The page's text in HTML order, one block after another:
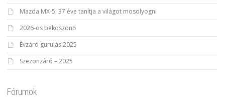
Mazda MX-5: 37 éve tanítja a világot mosolyogni
2026-os beköszönő
Évzáró gurulás 2025
Szezonzáró – 2025
Fórumok